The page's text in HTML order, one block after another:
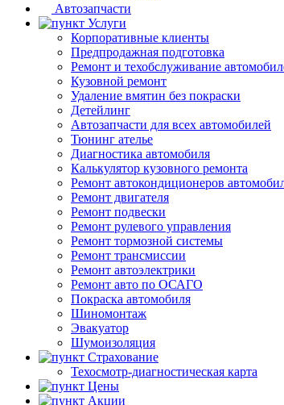
Автозапчасти
Услуги
Корпоративные клиенты
Предпродажная подготовка
Ремонт и техобслуживание
Кузовной ремонт
Удаление вмятин без покраски
Детейлинг
Автозапчасти для всех автомобилей
Тюнинг ателье
Диагностика автомобиля
Калькулятор кузовного ремонта
Ремонт автокондиционеров
Ремонт двигателя
Ремонт подвески
Ремонт рулевого управления
Ремонт тормозной системы
Ремонт трансмиссии
Ремонт автоэлектрики
Ремонт авто по ОСАГО
Покраска автомобиля
Шиномонтаж
Эвакуатор
Шумоизоляция
Страхование
Техосмотр-диагностическая карта
Цены
Акции